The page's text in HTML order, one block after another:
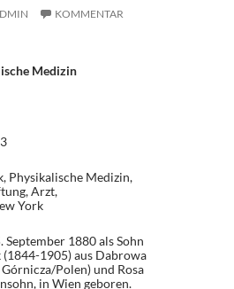
KOMMENTAR
Medizin
Physikalische Medizin,
Arzt,
York
1880 als Sohn
(1844-1905) aus Dabrowa
Polen) und Rosa
in Wien geboren.